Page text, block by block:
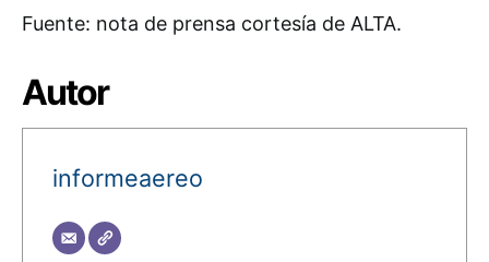
Fuente: nota de prensa cortesía de ALTA.
Autor
informeaereo